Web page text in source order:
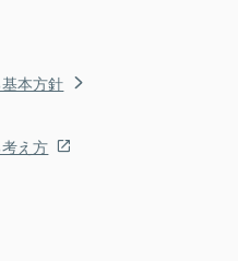
本方針
え方